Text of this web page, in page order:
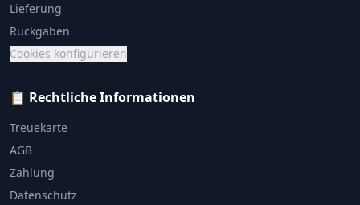
Lieferung
Rückgaben
Cookies konfigurieren
📋 Rechtliche Informationen
Treuekarte
AGB
Zahlung
Datenschutz